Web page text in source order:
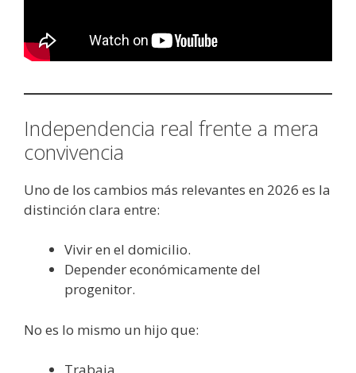
Independencia real frente a mera
convivencia
Uno de los cambios más relevantes en 2026 es la
distinción clara entre:
Vivir en el domicilio.
Depender económicamente del
progenitor.
No es lo mismo un hijo que: